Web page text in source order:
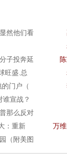
然他们看
子投奔延
旺盛.总
门户（
谁宣战？
那么反对
：重新 万
（附美图